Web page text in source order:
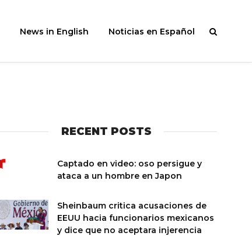
News in English Noticias en Español
RECENT POSTS
Captado en video: oso persigue y
ataca a un hombre en Japon
Sheinbaum critica acusaciones de
EEUU hacia funcionarios mexicanos
y dice que no aceptara injerencia